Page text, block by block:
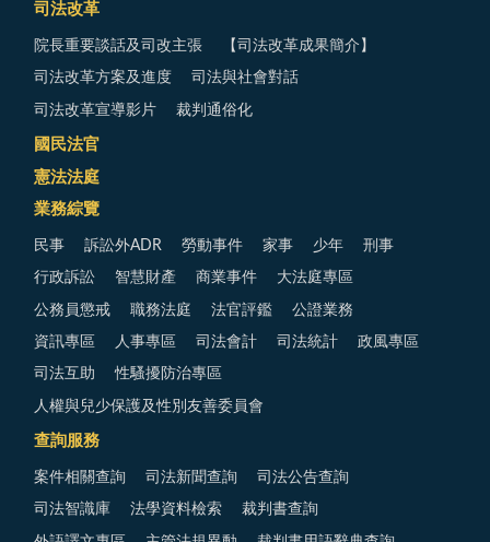
司法改革
院長重要談話及司改主張 【司法改革成果簡介】
司法改革方案及進度 司法與社會對話
司法改革宣導影片 裁判通俗化
國民法官
憲法法庭
業務綜覽
民事 訴訟外ADR 勞動事件 家事 少年 刑事
行政訴訟 智慧財產 商業事件 大法庭專區
公務員懲戒 職務法庭 法官評鑑 公證業務
資訊專區 人事專區 司法會計 司法統計 政風專區
司法互助 性騷擾防治專區
人權與兒少保護及性別友善委員會
查詢服務
案件相關查詢 司法新聞查詢 司法公告查詢
司法智識庫 法學資料檢索 裁判書查詢